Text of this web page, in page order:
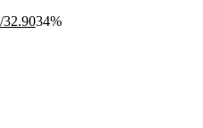
32.90El
34%